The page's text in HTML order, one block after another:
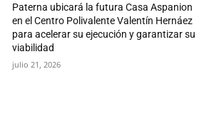
Paterna ubicará la futura Casa Aspanion
en el Centro Polivalente Valentín Hernáez
para acelerar su ejecución y garantizar su
viabilidad
julio 21, 2026